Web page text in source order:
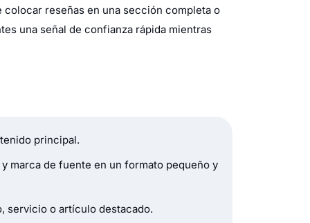
colocar reseñas en una sección completa o
una señal de confianza rápida mientras
principal.
marca de fuente en un formato pequeño y
servicio o artículo destacado.